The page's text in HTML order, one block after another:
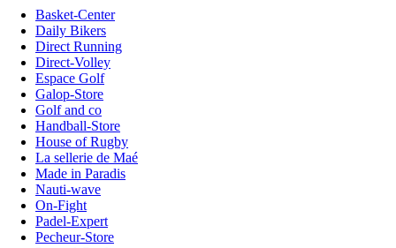
Basket-Center
Daily Bikers
Direct Running
Direct-Volley
Espace Golf
Galop-Store
Golf and co
Handball-Store
House of Rugby
La sellerie de Maé
Made in Paradis
Nauti-wave
On-Fight
Padel-Expert
Pecheur-Store